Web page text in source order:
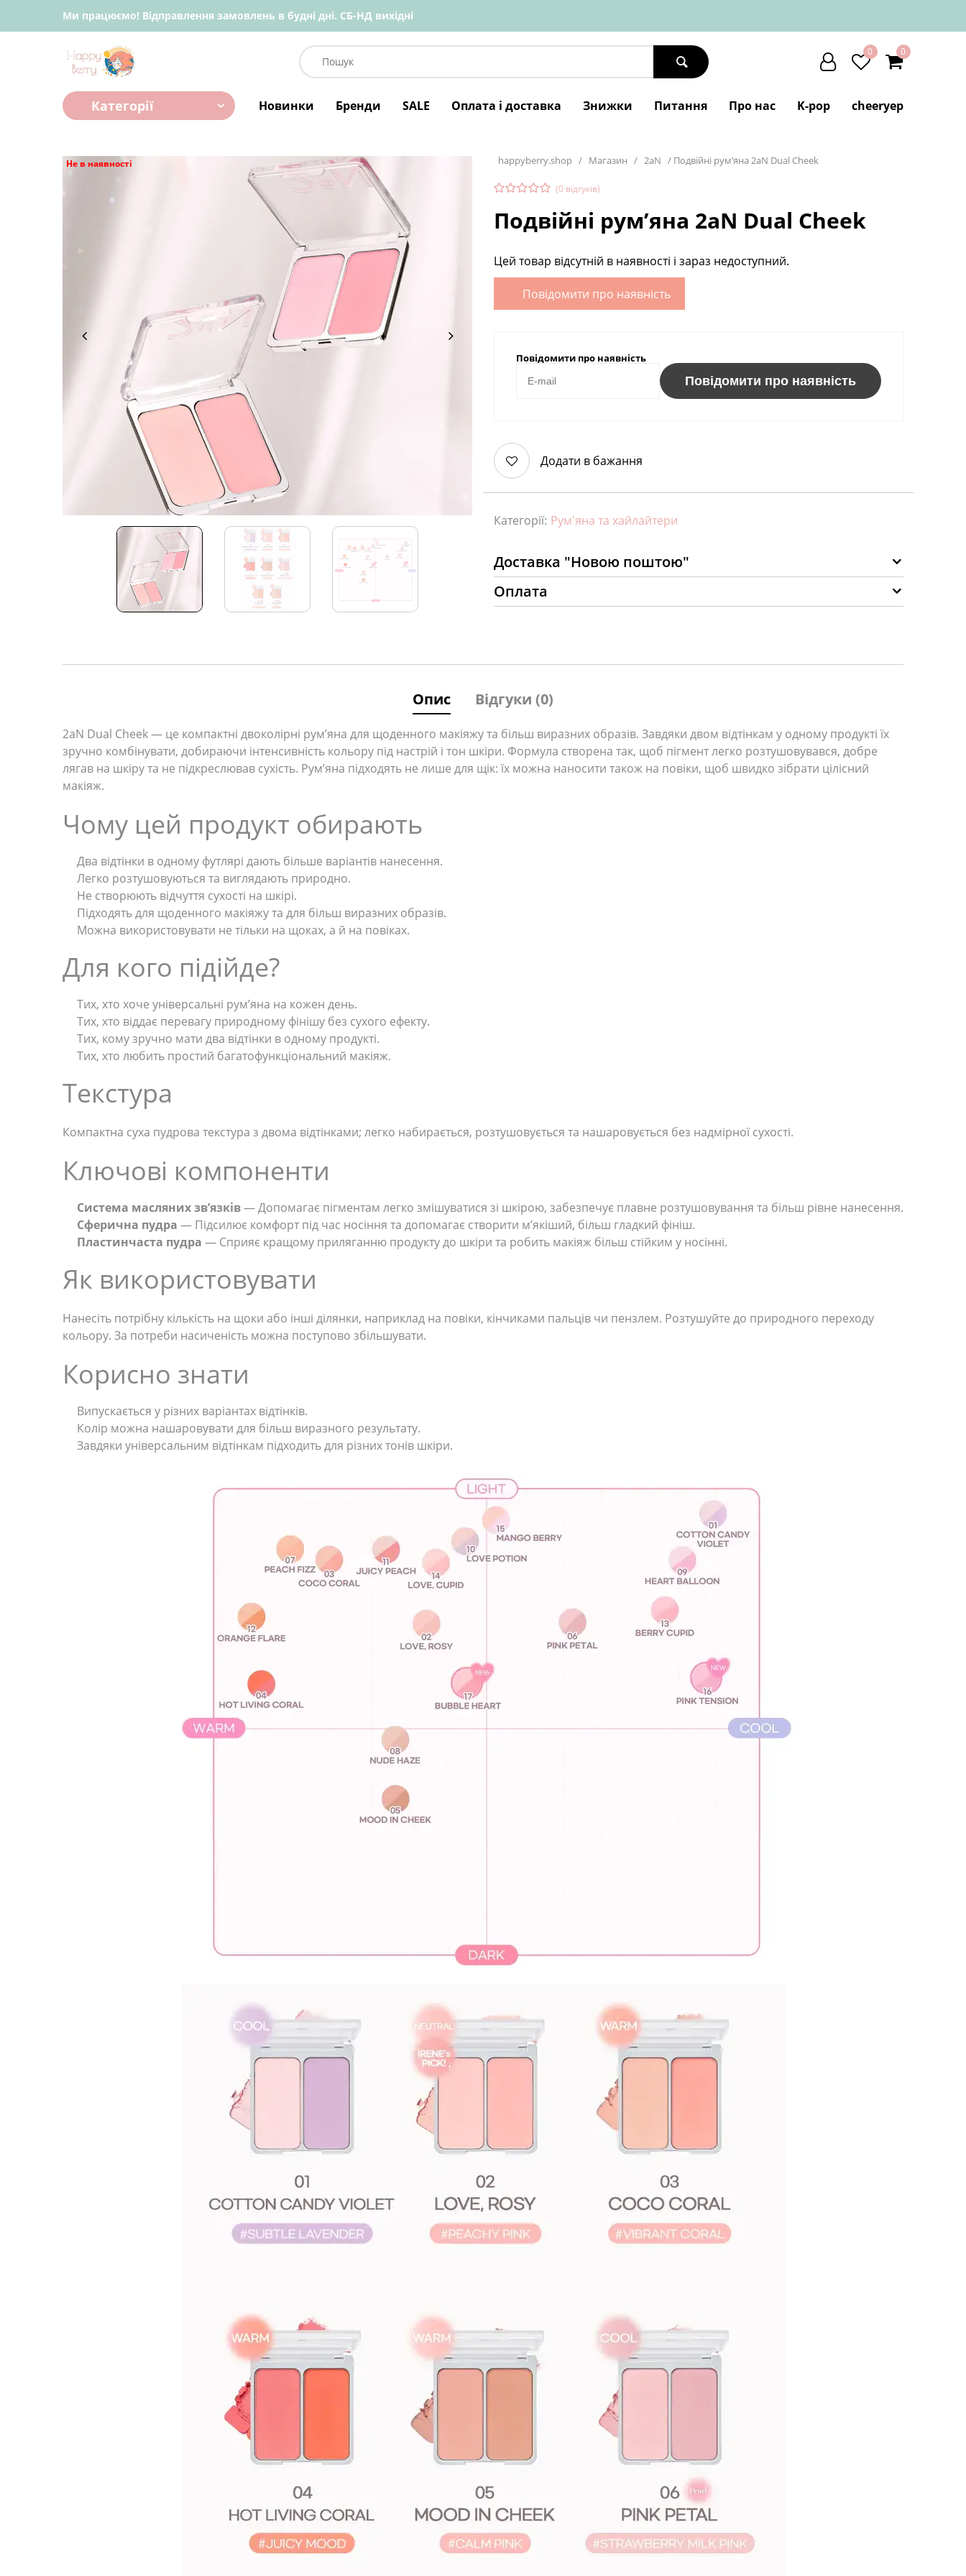
Ми працюємо! Відправлення замовлень в будні дні. СБ-НД вихідні
0 0
Категорії Новинки Бренди SALE Оплата і доставка Знижки Питання Про нас K-pop cheeryep
Не в наявності happyberry.shop / Магазин / 2aN / Подвійні рум’яна 2aN Dual Cheek
(0 відгуків)
Подвійні рум’яна 2aN Dual Cheek
Цей товар відсутній в наявності і зараз недоступний.
Повідомити про наявність
Повідомити про наявність
Повідомити про наявність
Додати в бажання
Категорії: Рум'яна та хайлайтери
Доставка "Новою поштою"
Оплата
Опис Відгуки (0)
2aN Dual Cheek — це компактні двоколірні рум’яна для щоденного макіяжу та більш виразних образів. Завдяки двом відтінкам у одному продукті їх
зручно комбінувати, добираючи інтенсивність кольору під настрій і тон шкіри. Формула створена так, щоб пігмент легко розтушовувався, добре
лягав на шкіру та не підкреслював сухість. Рум’яна підходять не лише для щік: їх можна наносити також на повіки, щоб швидко зібрати цілісний
макіяж.
Чому цей продукт обирають
Два відтінки в одному футлярі дають більше варіантів нанесення.
Легко розтушовуються та виглядають природно.
Не створюють відчуття сухості на шкірі.
Підходять для щоденного макіяжу та для більш виразних образів.
Можна використовувати не тільки на щоках, а й на повіках.
Для кого підійде?
Тих, хто хоче універсальні рум’яна на кожен день.
Тих, хто віддає перевагу природному фінішу без сухого ефекту.
Тих, кому зручно мати два відтінки в одному продукті.
Тих, хто любить простий багатофункціональний макіяж.
Текстура
Компактна суха пудрова текстура з двома відтінками; легко набирається, розтушовується та нашаровується без надмірної сухості.
Ключові компоненти
Система масляних зв’язків— Допомагає пігментам легко змішуватися зі шкірою, забезпечує плавне розтушовування та більш рівне нанесення.
Сферична пудра — Підсилює комфорт під час носіння та допомагає створити м’якіший, більш гладкий фініш.
Пластинчаста пудра — Сприяє кращому приляганню продукту до шкіри та робить макіяж більш стійким у носінні.
Як використовувати
Нанесіть потрібну кількість на щоки або інші ділянки, наприклад на повіки, кінчиками пальців чи пензлем. Розтушуйте до природного переходу
кольору. За потреби насиченість можна поступово збільшувати.
Корисно знати
Випускається у різних варіантах відтінків.
Колір можна нашаровувати для більш виразного результату.
Завдяки універсальним відтінкам підходить для різних тонів шкіри.